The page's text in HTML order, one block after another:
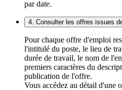
par date.
4. Consulter les offres issues
Pour chaque offre d'emploi
l'intitulé du poste, le lieu de
durée de travail, le nom de
premiers caractères du
publication de l'offre.
Vous accédez au détail d'une